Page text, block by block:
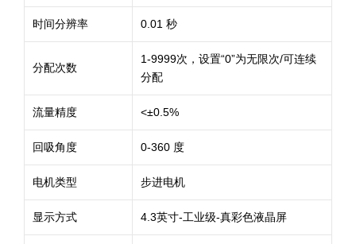
时间分辨率 0.01 秒
分配次数
1-9999次，设置“0”为无限次/可连续
分配
流量精度 <±0.5%
回吸角度 0-360 度
电机类型 步进电机
显示方式 4.3英寸-工业级-真彩色液晶屏